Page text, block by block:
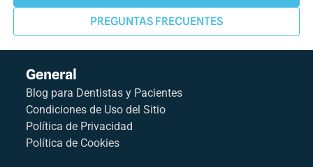
PREGUNTAS FRECUENTES
General
Blog para Dentistas y Pacientes
Condiciones de Uso del Sitio
Política de Privacidad
Política de Cookies